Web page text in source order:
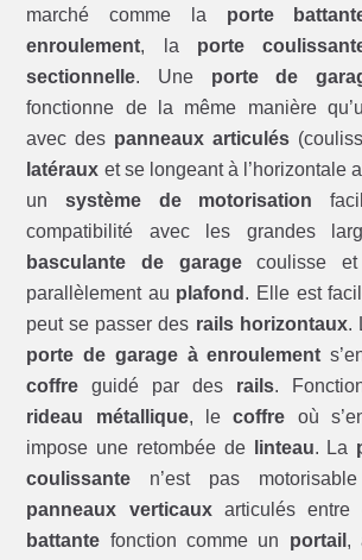
marché comme la porte
enroulement, la porte
sectionnelle. Une porte de
fonctionne de la même manière
avec des panneaux articulés
latéraux et se longeant à l’horizontale
unsystème de motorisation
compatibilité avec les grandes
basculante de garagecoulisse et
parallèlement au plafond . Elle est
peut se passer des rails horizontaux.
porte de garage à enroulement
coffre guidé par des rails.
rideau métallique, lecoffre où
impose une retombée de
linteau. La
coulissante n’est pas
panneaux verticauxarticulés entre
battante fonction comme un portail ,